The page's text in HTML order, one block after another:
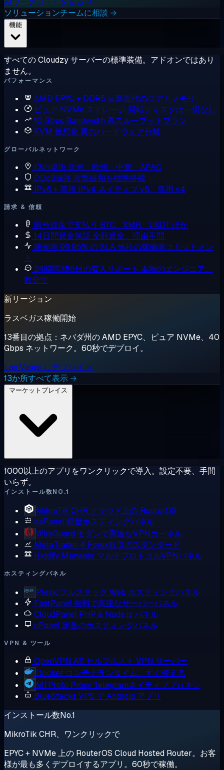
ソリューションチームに相談 →
すべての Cloudzy サーバーの標準装備。アドオンではあり
ません。
パフォーマンス
AMD EPYC + DDR5 最新世代のコアとメモリ
ピュア NVMe ストレージ 回転ディスクは一切なし
10 Gbps Bandwidth 高スループットプラン
KVM 仮想化真のハードウェア分離
グローバルネットワーク
13の場所北米、欧州、中東、APAC
DDoS保護攻撃緩和を標準搭載
IPv6 + 専用 IPv4 ネイティブ v6、専用 v4
請求 & 信頼
暗号資産で支払う BTC、XMR、USDT ほか
14日間返金保証 全額返金、理由不問
稼働率 99.95% の SLA 当社の稼働率コミットメン
ト
24時間365日の有人サポート 本物のエンジニア、
数分で
新リージョン
ラスベガス稼働開始
13番目の拠点：ネバダ州の AMD EPYC、ピュア NVMe、40
Gbps ネットワーク。60秒でデプロイ。
Las Vegas にデプロイ →
13か所すべて表示 →
1000以上のアプリをワンクリックで導入。設定不要、手間
いらず。
インストール数NO.1
MikroTik CHR クラウド上の RouterOS
aaPanel軽量ホスティングパネル
WireGuard モダンで高速なVPNカーネル
MetaTrader 4 Forex取引のスタンダード
Hiddify Manager マルチプロトコルVPNパネル
ホスティングパネル
Plesk フルスタック Web ホスティングパネル
FastPanel無料で高速なサーバーパネル
CloudPanel PHP & Node.js パネル
cPanel 定番のホスティングパネル
VPN & ツール
OpenVPN AS セルフホスト VPN サーバー
Docker コンテナランタイム、すぐ使える
MTProto Proxy Telegramネイティブプロキシ
BlueStacks VPS で Android アプリ
インストール数No.1
MikroTik CHR、ワンクリックで
EPYC + NVMe 上の RouterOS Cloud Hosted Router。お客
様が最も多くデプロイするアプリ。60秒で稼働。